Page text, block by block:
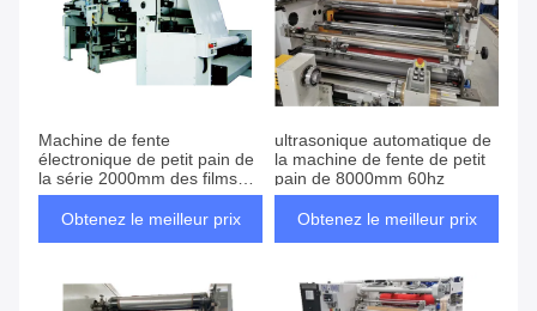
Machine de fente
électronique de petit pain de
la série 2000mm des films
DSB
Obtenez le meilleur prix
ultrasonique automatique de
la machine de fente de petit
pain de 8000mm 60hz
Obtenez le meilleur prix